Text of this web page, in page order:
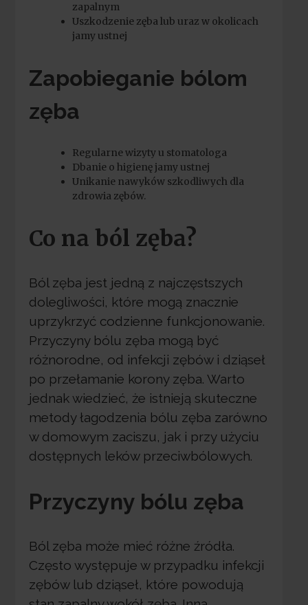
zapalnym
Uszkodzenie zęba lub uraz w okolicach
jamy ustnej
Zapobieganie bólom
zęba
Regularne wizyty u stomatologa
Dbanie o higienę jamy ustnej
Unikanie nawyków szkodliwych dla
zdrowia zębów.
Co na ból zęba?
Ból zęba jest jedną z najczęstszych
dolegliwości, które mogą znacznie
uprzykrzyć codzienne funkcjonowanie.
Przyczyny bólu zęba mogą być
różnorodne, od infekcji zębów i dziąseł
po przełamanie korony zęba. Warto
jednak wiedzieć, że istnieją skuteczne
metody łagodzenia bólu zęba zarówno
w domowym zaciszu, jak i przy użyciu
dostępnych leków przeciwbólowych.
Przyczyny bólu zęba
Ból zęba może mieć różne źródła.
Często występuje w przypadku infekcji
zębów lub dziąseł, które powodują